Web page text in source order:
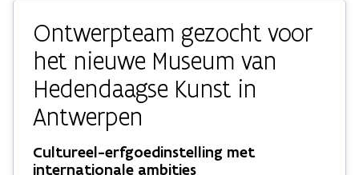
Ontwerpteam gezocht voor
het nieuwe Museum van
Hedendaagse Kunst in
Antwerpen
Cultureel-erfgoedinstelling met
internationale ambities